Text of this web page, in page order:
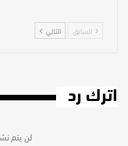
السابق التالي
اترك رد
لن يتم